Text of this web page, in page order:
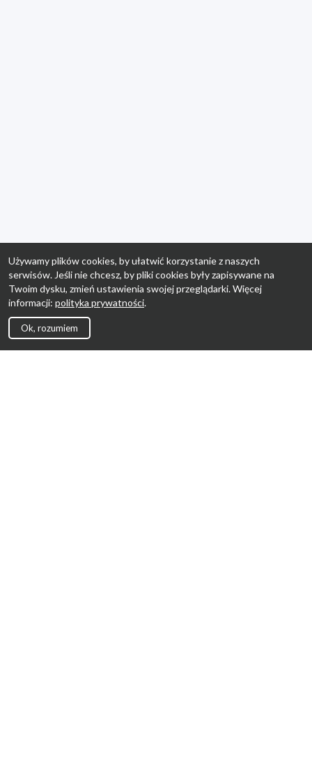
Używamy plików cookies, by ułatwić korzystanie z naszych
serwisów. Jeśli nie chcesz, by pliki cookies były zapisywane na
Twoim dysku, zmień ustawienia swojej przeglądarki. Więcej
informacji: polityka prywatności.
Ok, rozumiem